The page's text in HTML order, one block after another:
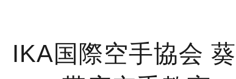
IKA国際空手協会